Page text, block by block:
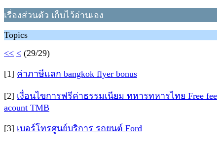
เรื่องส่วนตัว เก็บไว้อ่านเอง
Topics
<< < (29/29)
[1] ค่าภาษีแลก bangkok flyer bonus
[2] เงื่อนไขการฟรีค่าธรรมเนียม ทหารทหารไทย Free fee
acount TMB
[3] เบอร์โทรศูนย์บริการ รถยนต์ Ford